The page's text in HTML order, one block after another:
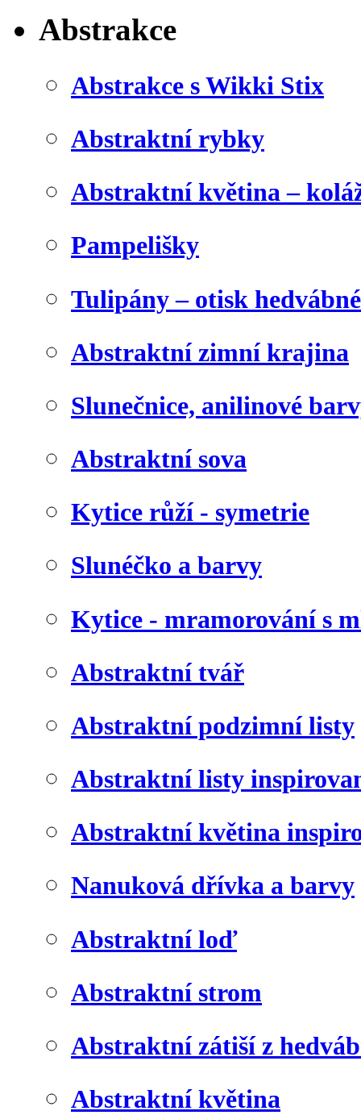
Abstrakce
Abstrakce s Wikki Stix
Abstraktní rybky
Abstraktní květina –
Pampelišky
Tulipány – otisk
Abstraktní zimní krajina
Slunečnice, anilinové
Abstraktní sova
Kytice růží - symetrie
Slunéčko a barvy
Kytice - mramorování s
Abstraktní tvář
Abstraktní podzimní listy
Abstraktní listy
Abstraktní květina
Nanuková dřívka a barvy
Abstraktní loď
Abstraktní strom
Abstraktní zátiší z
Abstraktní květina